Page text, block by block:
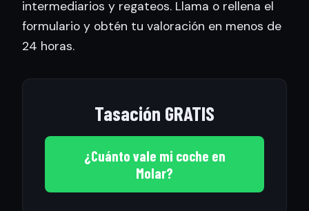
intermediarios y regateos. Llama o rellena el
formulario y obtén tu valoración en menos de
24 horas.
Tasación GRATIS
¿Cuánto vale mi coche en
Molar?